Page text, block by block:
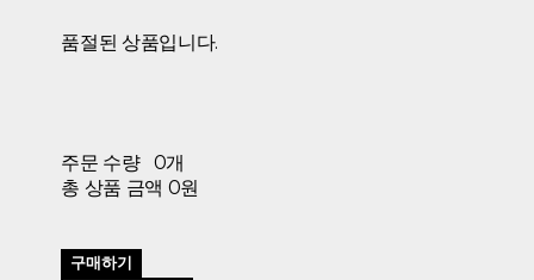
품절된 상품입니다.
주문 수량
0개
총 상품 금액 0원
구매하기